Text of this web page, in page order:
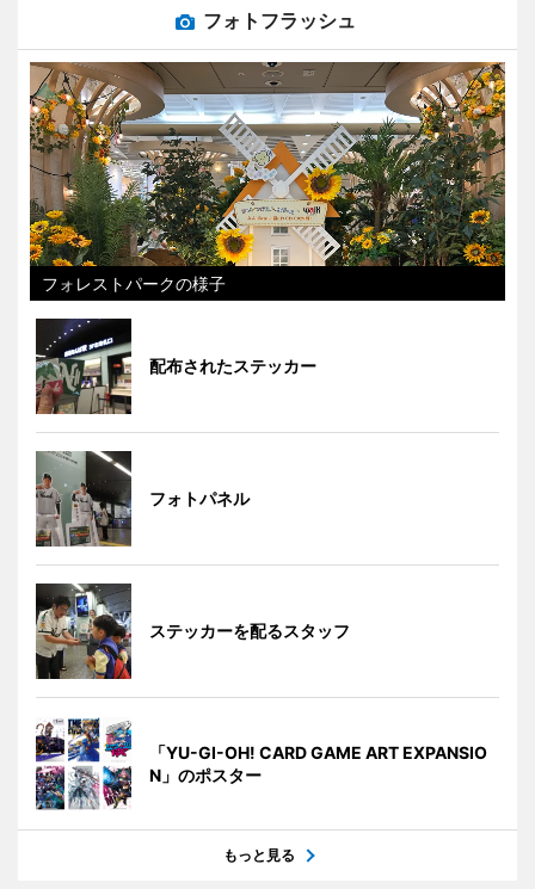
フォトフラッシュ
フォレストパークの様子
配布されたステッカー
フォトパネル
ステッカーを配るスタッフ
「YU-GI-OH! CARD GAME ART EXPANSIO
N」のポスター
もっと見る